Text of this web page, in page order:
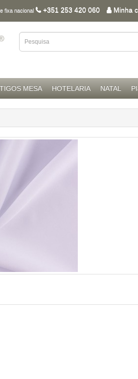
fixa nacional +351 253 420 060 Minha
MESA HOTELARIA NATAL